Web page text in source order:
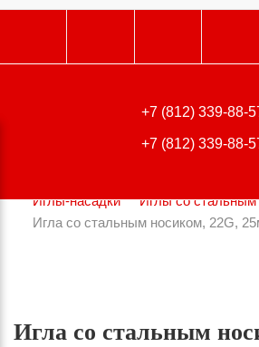
Цветочная ул., д.18, лит.
+7 (812) 339-88-
+7 (812) 339-88-
Иглы-насадки
Иглы со стальным
Игла со стальным носиком, 22G,
Игла со стальным